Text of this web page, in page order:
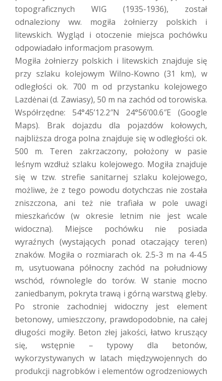
topograficznych WIG (1935-1936), został
odnaleziony ww. mogiła żołnierzy polskich i
litewskich. Wygląd i otoczenie miejsca pochówku
odpowiadało informacjom prasowym.
Mogiła żołnierzy polskich i litewskich znajduje się
przy szlaku kolejowym Wilno-Kowno (31 km), w
odległości ok. 700 m od przystanku kolejowego
Lazdėnai (d. Zawiasy), 50 m na zachód od torowiska.
Współrzędne: 54°45’12.2″N 24°56’00.6″E (Google
Maps). Brak dojazdu dla pojazdów kołowych,
najbliższa droga polna znajduje się w odległości ok.
500 m. Teren zakrzaczony, położony w pasie
leśnym wzdłuż szlaku kolejowego. Mogiła znajduje
się w tzw. strefie sanitarnej szlaku kolejowego,
możliwe, że z tego powodu dotychczas nie została
zniszczona, ani też nie trafiała w pole uwagi
mieszkańców (w okresie letnim nie jest wcale
widoczna). Miejsce pochówku nie posiada
wyraźnych (wystających ponad otaczający teren)
znaków. Mogiła o rozmiarach ok. 2.5-3 m na 4-4.5
m, usytuowana północny zachód na południowy
wschód, równolegle do torów. W stanie mocno
zaniedbanym, pokryta trawą i górną warstwą gleby.
Po stronie zachodniej widoczny jest element
betonowy, umieszczony, prawdopodobnie, na całej
długości mogiły. Beton złej jakości, łatwo kruszący
się, wstępnie – typowy dla betonów,
wykorzystywanych w latach międzywojennych do
produkcji nagrobków i elementów ogrodzeniowych